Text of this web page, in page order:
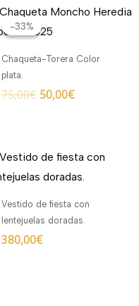
-33%
-33%
Chaqueta-Torera Color
plata.
75,00€
El
original
75,00€.
50,00€
El
50,00€.
Vestido de fiesta con
lentejuelas doradas.
380,00€